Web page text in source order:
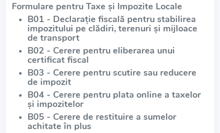
Formulare pentru Taxe și Impozite Locale
B01 - Declarație fiscală pentru stabilirea
impozitului pe clădiri, terenuri și mijloace
de transport
B02 - Cerere pentru eliberarea unui
certificat fiscal
B03 - Cerere pentru scutire sau reducere
de impozit
B04 - Cerere pentru plata online a taxelor
și impozitelor
B05 - Cerere de restituire a sumelor
achitate în plus